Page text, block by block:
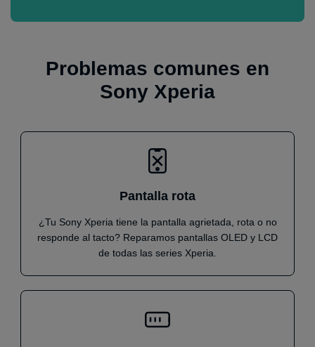
Problemas comunes en
Sony Xperia
Pantalla rota
¿Tu Sony Xperia tiene la pantalla agrietada, rota o no
responde al tacto? Reparamos pantallas OLED y LCD
de todas las series Xperia.